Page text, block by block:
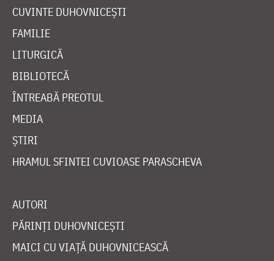
CUVINTE DUHOVNICEȘTI
FAMILIE
LITURGICĂ
BIBLIOTECĂ
ÎNTREABĂ PREOTUL
MEDIA
ȘTIRI
HRAMUL SFINTEI CUVIOASE PARASCHEVA
AUTORI
PĂRINȚI DUHOVNICEȘTI
MAICI CU VIAȚĂ DUHOVNICEASCĂ